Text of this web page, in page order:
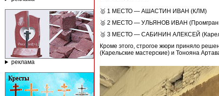
реклама
🥇 1 МЕСТО — АШАСТИН ИВАН (КЛМ)
🥈 2 МЕСТО — УЛЬЯНОВ ИВАН
🥉 3 МЕСТО — САБИНИН АЛЕКСЕЙ
Кроме этого, строгое жюри приняло
(Карельские мастерские) и Тонояна